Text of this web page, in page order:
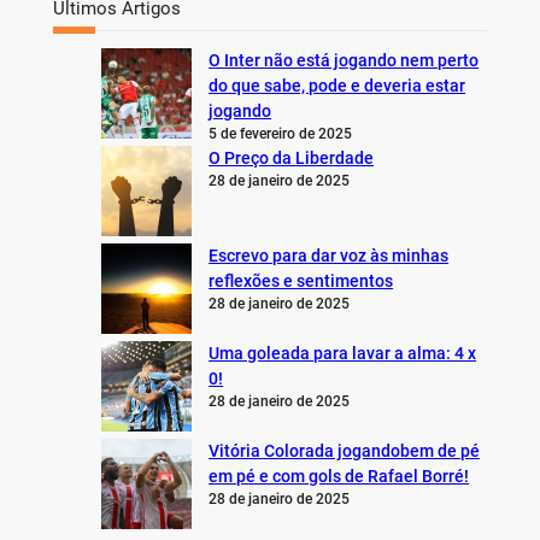
Últimos Artigos
O Inter não está jogando nem perto
do que sabe, pode e deveria estar
jogando
5 de fevereiro de 2025
O Preço da Liberdade
28 de janeiro de 2025
Escrevo para dar voz às minhas
reflexões e sentimentos
28 de janeiro de 2025
Uma goleada para lavar a alma: 4 x
0!
28 de janeiro de 2025
Vitória Colorada jogandobem de pé
em pé e com gols de Rafael Borré!
28 de janeiro de 2025